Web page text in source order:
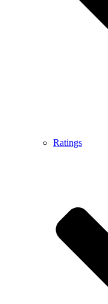
Ratings